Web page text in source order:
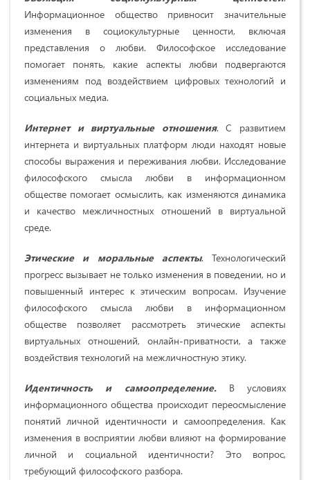
Информационное общество привносит значительные
изменения в социокультурные ценности, включая
представления о любви. Философское исследование
помогает понять, какие аспекты любви подвергаются
изменениям под воздействием цифровых технологий и
социальных медиа.
Интернет и виртуальные отношения. С развитием
интернета и виртуальных платформ люди находят новые
способы выражения и переживания любви. Исследование
философского смысла любви в информационном
обществе помогает осмыслить, как изменяются динамика
и качество межличностных отношений в виртуальной
среде.
Этические и моральные аспекты. Технологический
прогресс вызывает не только изменения в поведении, но и
повышенный интерес к этическим вопросам. Изучение
философского смысла любви в информационном
обществе позволяет рассмотреть этические аспекты
виртуальных отношений, онлайн-приватности, а также
воздействия технологий на межличностную этику.
Идентичность и самоопределение.В условиях
информационного общества происходит переосмысление
понятий личной идентичности и самоопределения. Как
изменения в восприятии любви влияют на формирование
личной и социальной идентичности? Это вопрос,
требующий философского разбора.